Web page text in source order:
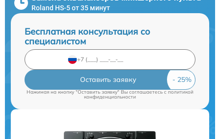
Roland HS-5 от 35 минут
Бесплатная консультация со
специалистом
Оставить заявку
Нажимая на кнопку "Оставить заявку" Вы соглашаетесь cполитикой
конфиденциальности